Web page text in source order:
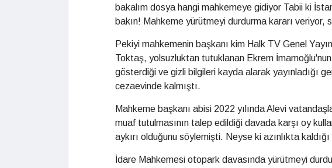
bakalım dosya hangi mahkemeye gidiyor Tabii ki
bakın! Mahkeme yürütmeyi durdurma kararı veriyor,
Pekiyi mahkemenin başkanı kim Halk TV Genel
Toktaş, yolsuzluktan tutuklanan Ekrem
gösterdiği ve gizli bilgileri kayda alarak yayınladığı
cezaevinde kalmıştı.
Mahkeme başkanı abisi 2022 yılında Alevi
muaf tutulmasının talep edildiği davada karşı oy
aykırı olduğunu söylemişti. Neyse ki azınlıkta
İdare Mahkemesi otopark davasında yürütmeyi